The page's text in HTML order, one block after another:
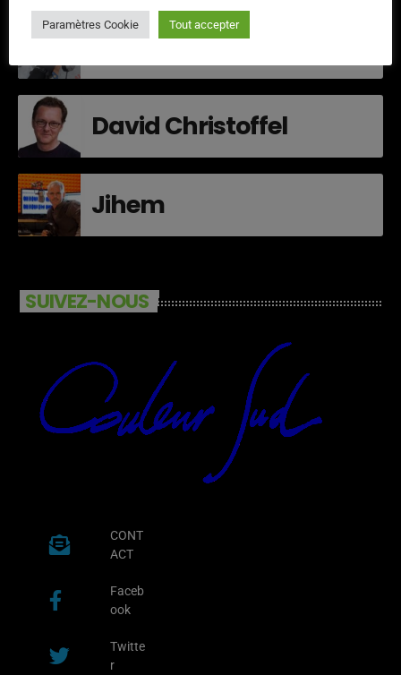
Bob Scherer
David Christoffel
Jihem
SUIVEZ-NOUS
CONT
ACT
Faceb
ook
Twitte
r
Paramètres Cookie Tout accepter